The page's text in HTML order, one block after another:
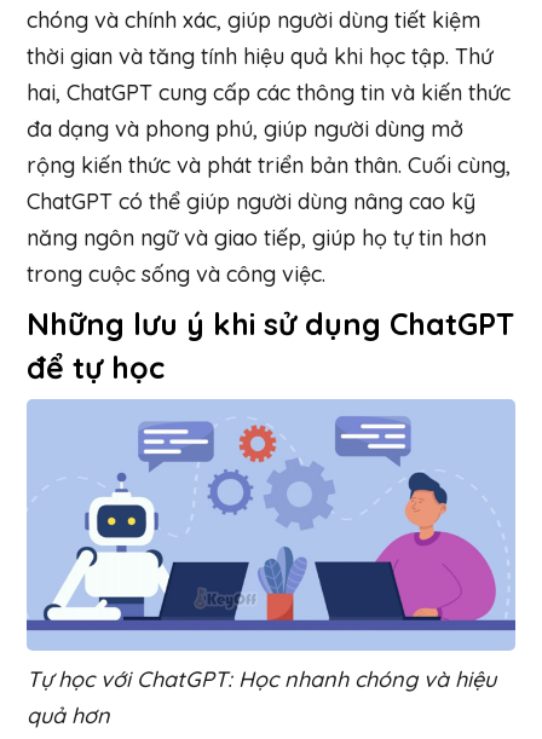
chóng và chính xác, giúp người dùng tiết kiệm
thời gian và tăng tính hiệu quả khi học tập. Thứ
hai, ChatGPT cung cấp các thông tin và kiến thức
đa dạng và phong phú, giúp người dùng mở
rộng kiến thức và phát triển bản thân. Cuối cùng,
ChatGPT có thể giúp người dùng nâng cao kỹ
năng ngôn ngữ và giao tiếp, giúp họ tự tin hơn
trong cuộc sống và công việc.
Những lưu ý khi sử dụng ChatGPT
để tự học
Tự học với ChatGPT: Học nhanh chóng và hiệu
quả hơn